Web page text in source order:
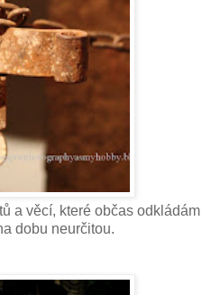
a věcí, které občas odkládám
dobu neurčitou.